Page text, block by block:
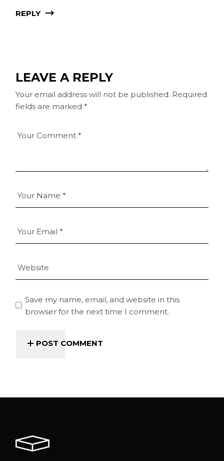
REPLY
LEAVE A REPLY
Your email address will not be published. Required
fields are marked *
Save my name, email, and website in this
browser for the next time I comment.
POST COMMENT